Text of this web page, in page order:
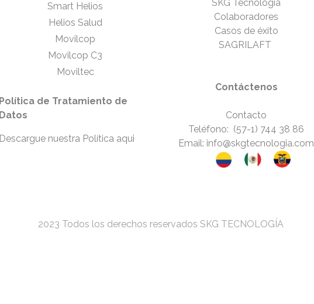
Smart Helios
Helios Salud
Movilcop
Movilcop C3
Moviltec
Política de Tratamiento de
Datos
Descargue nuestra Política aqui
SKG Tecnología
Colaboradores
Casos de éxito
SAGRILAFT
Contáctenos
Contacto
Teléfono: (57-1) 744 38 86
Email: info@skgtecnologia.com
2023 Todos los derechos reservados SKG TECNOLOGÍA